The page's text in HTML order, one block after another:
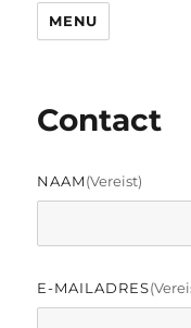
MENU
Contact
NAAM(vereist)
E-MAILADRES